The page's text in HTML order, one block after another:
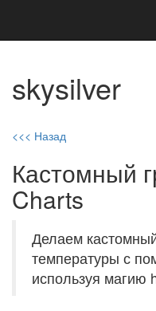
skysilver
<<< Назад
Кастомный
Charts
Делаем
температуры с
используя магию